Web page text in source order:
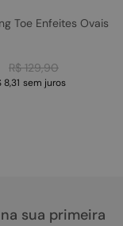
Toe Enfeites Ovais
R$ 129,90
8,31 sem juros
na sua primeira